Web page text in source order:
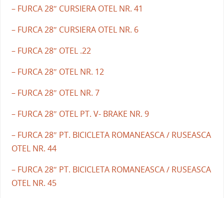
– FURCA 28″ CURSIERA OTEL NR. 41
– FURCA 28″ CURSIERA OTEL NR. 6
– FURCA 28″ OTEL .22
– FURCA 28″ OTEL NR. 12
– FURCA 28″ OTEL NR. 7
– FURCA 28″ OTEL PT. V- BRAKE NR. 9
– FURCA 28″ PT. BICICLETA ROMANEASCA / RUSEASCA
OTEL NR. 44
– FURCA 28″ PT. BICICLETA ROMANEASCA / RUSEASCA
OTEL NR. 45